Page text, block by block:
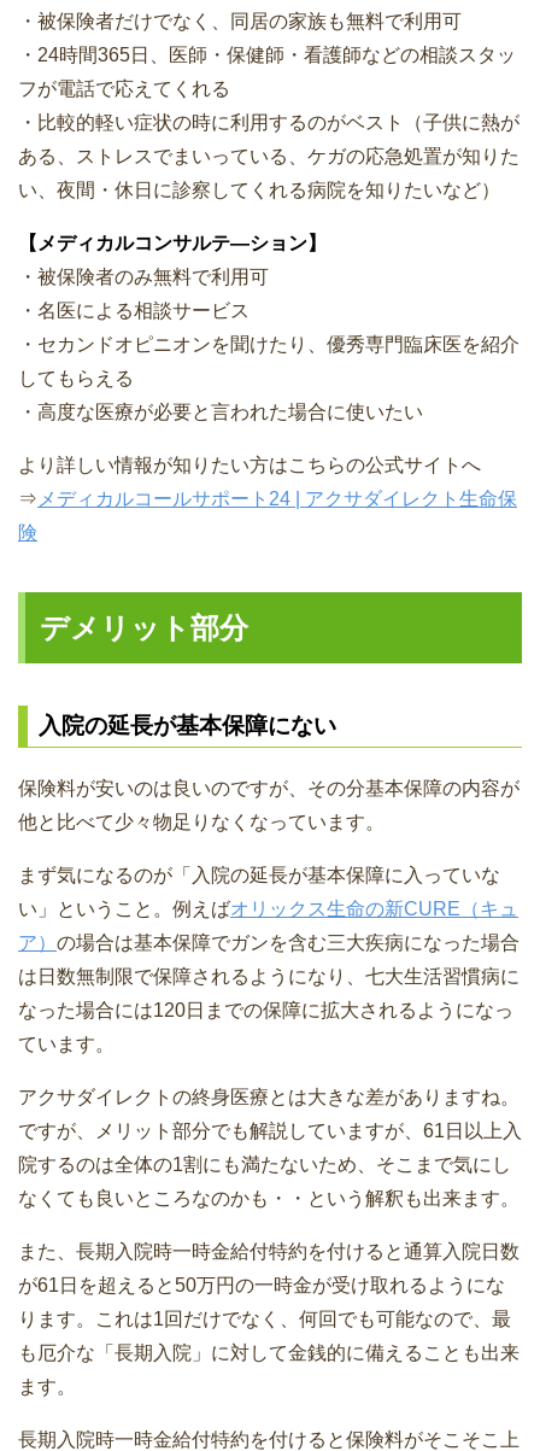
・被保険者だけでなく、同居の家族も無料で利用可
・24時間365日、医師・保健師・看護師などの相談スタッ
フが電話で応えてくれる
・比較的軽い症状の時に利用するのがベスト（子供に熱が
ある、ストレスでまいっている、ケガの応急処置が知りた
い、夜間・休日に診察してくれる病院を知りたいなど）
【メディカルコンサルテ―ション】
・被保険者のみ無料で利用可
・名医による相談サービス
・セカンドオピニオンを聞けたり、優秀専門臨床医を紹介
してもらえる
・高度な医療が必要と言われた場合に使いたい
より詳しい情報が知りたい方はこちらの公式サイトへ
⇒ メディカルコールサポート24 | アクサダイレクト生命保
険
デメリット部分
入院の延長が基本保障にない
保険料が安いのは良いのですが、その分基本保障の内容が
他と比べて少々物足りなくなっています。
まず気になるのが「入院の延長が基本保障に入っていな
い」ということ。例えばオリックス生命の新CURE（キュ
ア） の場合は基本保障でガンを含む三大疾病になった場合
は日数無制限で保障されるようになり、七大生活習慣病に
なった場合には120日までの保障に拡大されるようになっ
ています。
アクサダイレクトの終身医療とは大きな差がありますね。
ですが、メリット部分でも解説していますが、61日以上入
院するのは全体の1割にも満たないため、そこまで気にし
なくても良いところなのかも・・という解釈も出来ます。
また、長期入院時一時金給付特約を付けると通算入院日数
が61日を超えると50万円の一時金が受け取れるようにな
ります。これは1回だけでなく、何回でも可能なので、最
も厄介な「長期入院」に対して金銭的に備えることも出来
ます。
長期入院時一時金給付特約を付けると保険料がそこそこ上